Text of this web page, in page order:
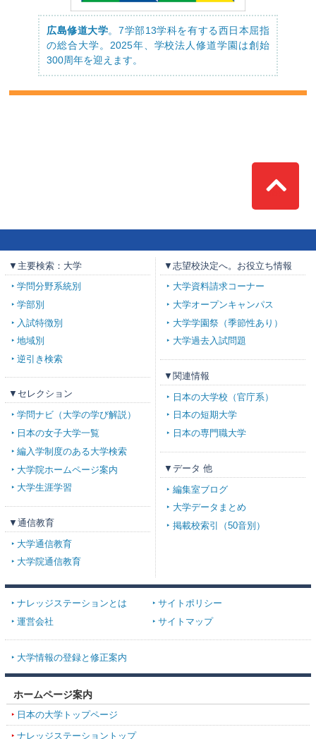
広島修道大学。7学部13学科を有する西日本屈指
の総合大学。2025年、学校法人修道学園は創始
300周年を迎えます。
Top
▼主要検索：大学
学問分野系統別
学部別
入試特徴別
地域別
逆引き検索
▼セレクション
学問ナビ（大学の学び解説）
日本の女子大学一覧
編入学制度のある大学検索
大学院ホームページ案内
大学生涯学習
▼通信教育
大学通信教育
大学院通信教育
▼志望校決定へ。お役立ち情報
大学資料請求コーナー
大学オープンキャンパス
大学学園祭（季節性あり）
大学過去入試問題
▼関連情報
日本の大学校（官庁系）
日本の短期大学
日本の専門職大学
▼データ 他
編集室ブログ
大学データまとめ
掲載校索引（50音別）
ナレッジステーションとは
サイトポリシー
運営会社
サイトマップ
大学情報の登録と修正案内
ホームページ案内
日本の大学トップページ
ナレッジステーショントップ